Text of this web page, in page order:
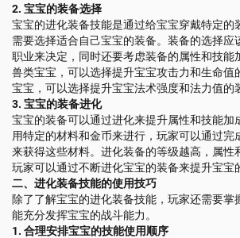
2. 宝宝的装备选择
宝宝的进化装备技能是通过给宝宝穿戴特定的
需要选择适合自己宝宝的装备。装备的选择应
职业来决定，同时还要考虑装备的属性和技能
兽类宝宝，可以选择提升宝宝攻击力和生命值
宝宝，可以选择提升宝宝法术强度和法力值的
3. 宝宝的装备进化
宝宝的装备可以通过进化来提升属性和技能加
用特定的材料和金币来进行，玩家可以通过完
来获得这些材料。进化装备的等级越高，属性
玩家可以通过不断进化宝宝的装备来提升宝宝
二、进化装备技能的使用技巧
除了了解宝宝的进化装备技能，玩家还需要掌
能充分发挥宝宝的战斗能力。
1. 合理安排宝宝的技能使用顺序